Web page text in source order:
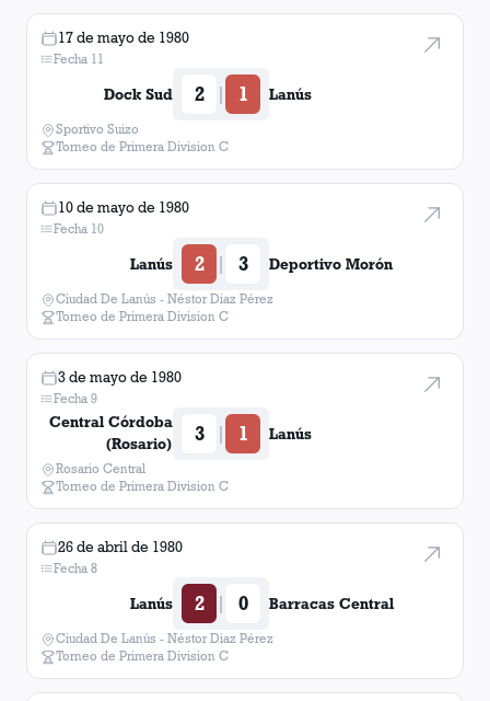
17 de mayo de 1980
Fecha 11
Dock Sud 2 | 1 Lanús
Sportivo Suizo
Torneo de Primera Division C
10 de mayo de 1980
Fecha 10
Lanús 2 | 3 Deportivo Morón
Ciudad De Lanús - Néstor Diaz Pérez
Torneo de Primera Division C
3 de mayo de 1980
Fecha 9
Central Córdoba
(Rosario)
3 | 1 Lanús
Rosario Central
Torneo de Primera Division C
26 de abril de 1980
Fecha 8
Lanús 2 | 0 Barracas Central
Ciudad De Lanús - Néstor Diaz Pérez
Torneo de Primera Division C